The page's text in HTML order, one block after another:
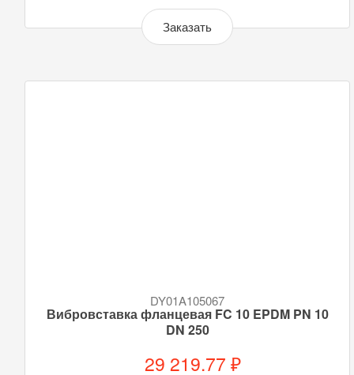
Заказать
DY01A105067
Вибровставка фланцевая FC 10 EPDM PN 10
DN 250
29 219.77 ₽